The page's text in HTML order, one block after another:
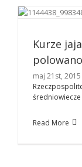
Kurze
Kurze
maj 21st, 2015
średniowiecze
Read More